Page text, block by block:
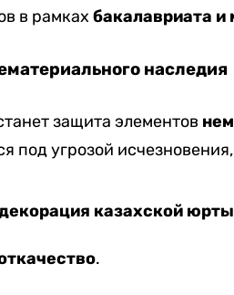
в рамках бакалавриата и
наследия
защита элементов
под угрозой
казахской юрты
.